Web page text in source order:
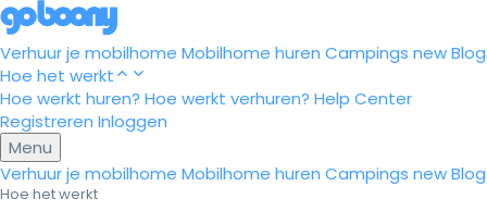
Verhuur je mobilhome Mobilhome huren Campings newBlog
Hoe het werkt
Hoe werkt huren? Hoe werkt verhuren? Help Center
Registreren Inloggen
Menu
Verhuur je mobilhome Mobilhome huren Campings newBlog
Hoe het werkt